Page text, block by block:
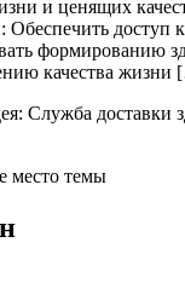
и ценящих
доступ
формированию
качества
место темы